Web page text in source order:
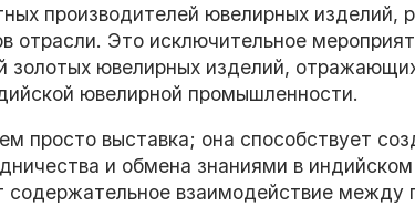
производителей ювелирных изделий,
отрасли. Это исключительное
золотых ювелирных изделий,
ювелирной промышленности.
просто выставка; она способствует
и обмена знаниями в
содержательное взаимодействие между